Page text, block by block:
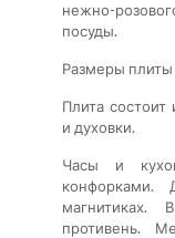
нежно-
посуды.
Размеры плиты
Плита состоит
и духовки.
Часы и
конфорками.
магнитиках.
противень.